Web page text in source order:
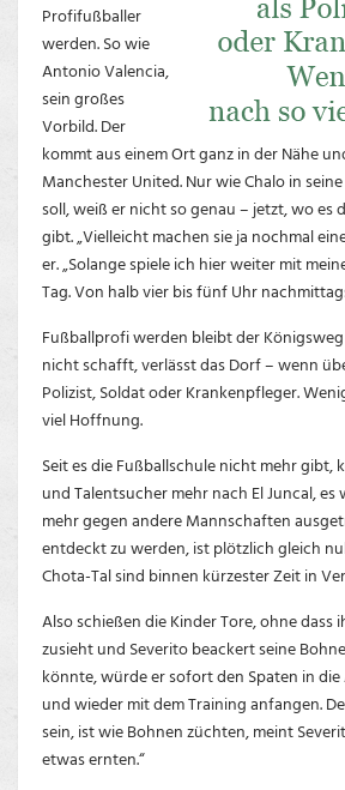
Profifußballer
werden. So wie
Antonio Valencia,
sein großes
Vorbild. Der
kommt aus einem Ort ganz in der Nähe
Manchester United. Nur wie Chalo in
soll, weiß er nicht so genau – jetzt, wo es
gibt. „Vielleicht machen sie ja nochmal
er. „Solange spiele ich hier weiter mit
Tag. Von halb vier bis fünf Uhr
Fußballprofi werden bleibt der Königsweg
nicht schafft, verlässt das Dorf – wenn
Polizist, Soldat oder Krankenpfleger.
viel Hoffnung.
Seit es die Fußballschule nicht mehr gibt,
und Talentsucher mehr nach El Juncal, es
mehr gegen andere Mannschaften
entdeckt zu werden, ist plötzlich gleich
Chota-Tal sind binnen kürzester Zeit in
Also schießen die Kinder Tore, ohne dass
zusieht und Severito beackert seine
könnte, würde er sofort den Spaten in
und wieder mit dem Training anfangen.
sein, ist wie Bohnen züchten, meint
etwas ernten.“